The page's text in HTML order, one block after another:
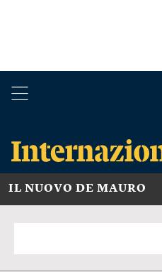
IL NUOVO DE MAURO